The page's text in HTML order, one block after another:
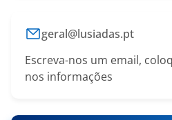
geral@lusiadas.pt
Escreva-nos um email,
nos informações